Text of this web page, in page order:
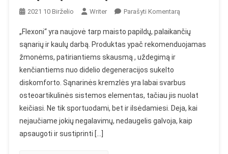
2021 10 Birželio Writer Parašyti KomentarąOn
Sąnariams
–
Kaulų
Ir
Sąnarių
Skausmų
„Flexoni“ yra naujovė tarp maisto papildų, palaikančių
sąnarių ir kaulų darbą. Produktas ypač rekomenduojamas
žmonėms, patiriantiems skausmą , uždegimą ir
kenčiantiems nuo didelio degeneracijos sukelto
diskomforto. Sąnarinės kremzlės yra labai svarbus
osteoartikulinės sistemos elementas, tačiau jis nuolat
keičiasi. Ne tik sportuodami, bet ir ilsėdamiesi. Deja, kai
nejaučiame jokių negalavimų, nedaugelis galvoja, kaip
apsaugoti ir sustiprinti […]